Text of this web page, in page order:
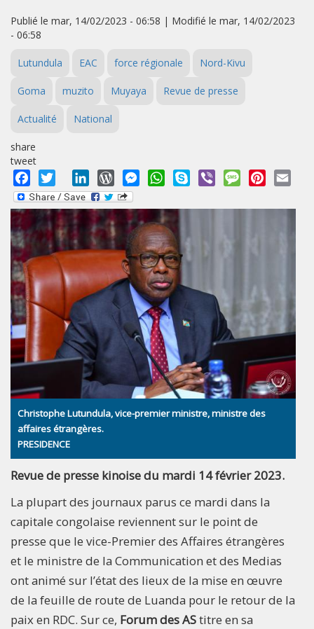
Publié le mar, 14/02/2023 - 06:58 | Modifié le mar, 14/02/2023
- 06:58
Lutundula EAC force régionale Nord-Kivu
Goma muzito Muyaya Revue de presse
Actualité National
share
tweet
Facebook
Twitter LinkedInWordPressMessengerWhatsApp
Skype Viber MessagePinterest
Christophe Lutundula, vice-premier ministre, ministre des
affaires étrangères.
PRESIDENCE
Revue de presse kinoise du mardi 14 février 2023.
La plupart des journaux parus ce mardi dans la
capitale congolaise reviennent sur le point de
presse que le vice-Premier des Affaires étrangères
et le ministre de la Communication et des Medias
ont animé sur l’état des lieux de la mise en œuvre
de la feuille de route de Luanda pour le retour de la
paix en RDC. Sur ce, Forum des AStitre en sa